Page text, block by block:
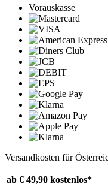
Vorauskasse
Versandkosten für
ab € 49,90 kostenlos*